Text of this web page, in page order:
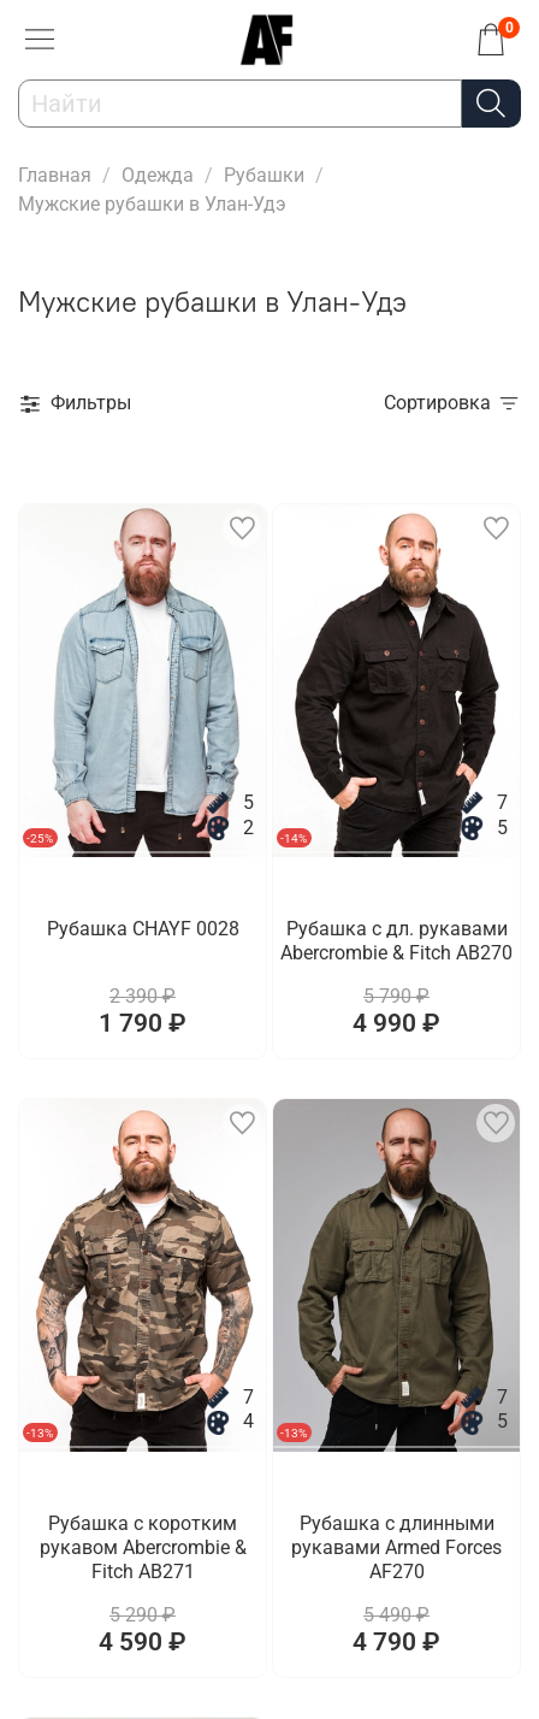
0
Главная Одежда
Рубашки
Мужские рубашки в Улан-Удэ
Мужские рубашки в Улан-Удэ
Фильтры Сортировка
-25%
5
2
Рубашка CHAYF 0028
2 390 ₽
1 790 ₽
-14%
7
5
Рубашка с дл. рукавами
Abercrombie & Fitch AB270
5 790 ₽
4 990 ₽
-13%
7
4
Рубашка с коротким
рукавом Abercrombie &
Fitch AB271
5 290 ₽
4 590 ₽
-13%
7
5
Рубашка с длинными
рукавами Armed Forces
AF270
5 490 ₽
4 790 ₽